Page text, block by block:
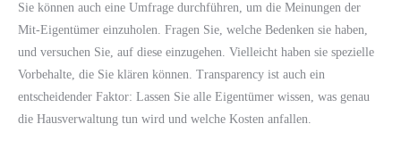
Sie können auch eine Umfrage durchführen, um die Meinungen der
Mit-Eigentümer einzuholen. Fragen Sie, welche Bedenken sie haben,
und versuchen Sie, auf diese einzugehen. Vielleicht haben sie spezielle
Vorbehalte, die Sie klären können. Transparency ist auch ein
entscheidender Faktor: Lassen Sie alle Eigentümer wissen, was genau
die Hausverwaltung tun wird und welche Kosten anfallen.